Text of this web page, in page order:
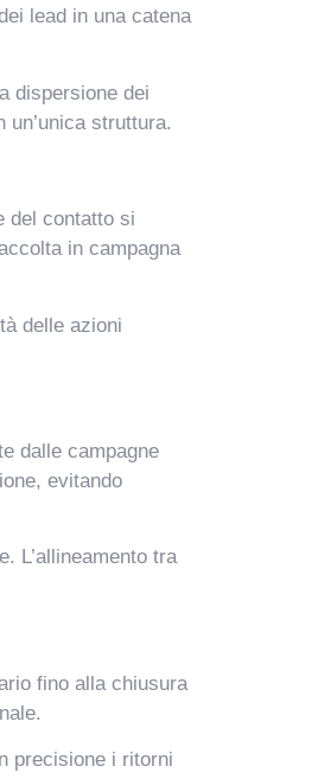
lead in una catena
dispersione dei
struttura.
del contatto si
in campagna
delle azioni
dalle campagne
evitando
L’allineamento tra
fino alla chiusura
precisione i ritorni